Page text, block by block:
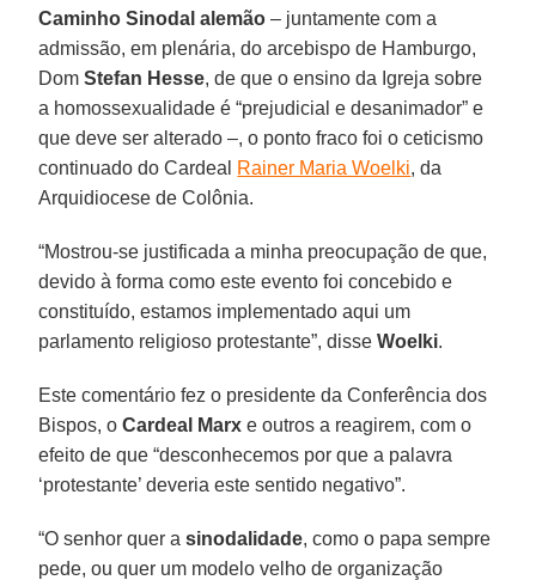
Caminho Sinodal alemão – juntamente com a
admissão, em plenária, do arcebispo de Hamburgo,
DomStefan Hesse, de que o ensino da Igreja sobre
a homossexualidade é “prejudicial e desanimador” e
que deve ser alterado –, o ponto fraco foi o ceticismo
continuado do Cardeal Rainer Maria Woelki, da
Arquidiocese de Colônia.
“Mostrou-se justificada a minha preocupação de que,
devido à forma como este evento foi concebido e
constituído, estamos implementado aqui um
parlamento religioso protestante”, disseWoelki.
Este comentário fez o presidente da Conferência dos
Bispos, oCardeal Marx e outros a reagirem, com o
efeito de que “desconhecemos por que a palavra
‘protestante’ deveria este sentido negativo”.
“O senhor quer asinodalidade, como o papa sempre
pede, ou quer um modelo velho de organização